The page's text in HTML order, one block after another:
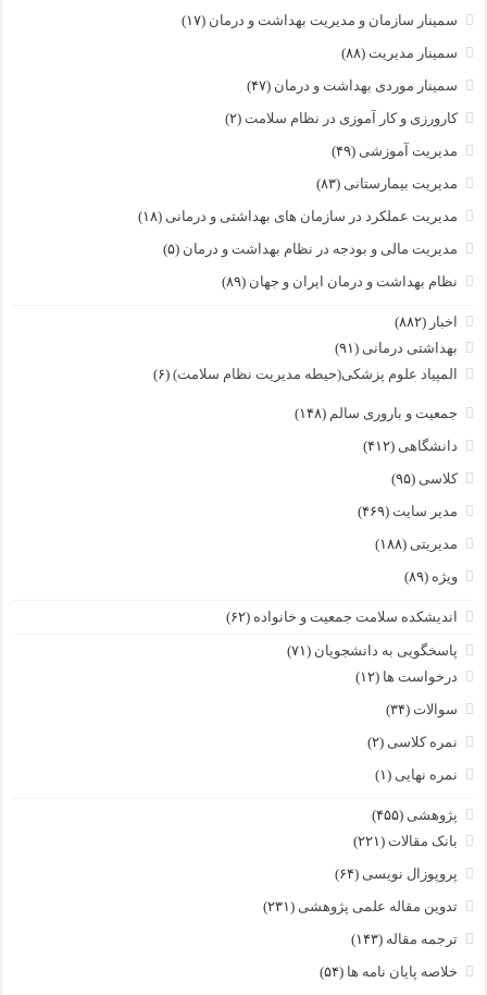
سمینار سازمان و مدیریت بهداشت و درمان (۱۷)
سمینار مدیریت (۸۸)
سمینار موردی بهداشت و درمان (۴۷)
کارورزی و کار آموزی در نظام سلامت (۲)
مدیریت آموزشی (۴۹)
مدیریت بیمارستانی (۸۳)
مدیریت عملکرد در سازمان های بهداشتی و درمانی (۱۸)
مدیریت مالی و بودجه در نظام بهداشت و درمان (۵)
نظام بهداشت و درمان ایران و جهان (۸۹)
اخبار (۸۸۲)
بهداشتی درمانی (۹۱)
المپیاد علوم پزشکی(حیطه مدیریت نظام سلامت) (۶)
جمعیت و باروری سالم (۱۴۸)
دانشگاهی (۴۱۲)
کلاسی (۹۵)
مدیر سایت (۴۶۹)
مدیریتی (۱۸۸)
ویژه (۸۹)
اندیشکده سلامت جمعیت و خانواده (۶۲)
پاسخگویی به دانشجویان (۷۱)
درخواست ها (۱۲)
سوالات (۳۴)
نمره کلاسی (۲)
نمره نهایی (۱)
پژوهشی (۴۵۵)
بانک مقالات (۲۲۱)
پروپوزال نویسی (۶۴)
تدوین مقاله علمی پژوهشی (۲۳۱)
ترجمه مقاله (۱۴۳)
خلاصه پایان نامه ها (۵۴)